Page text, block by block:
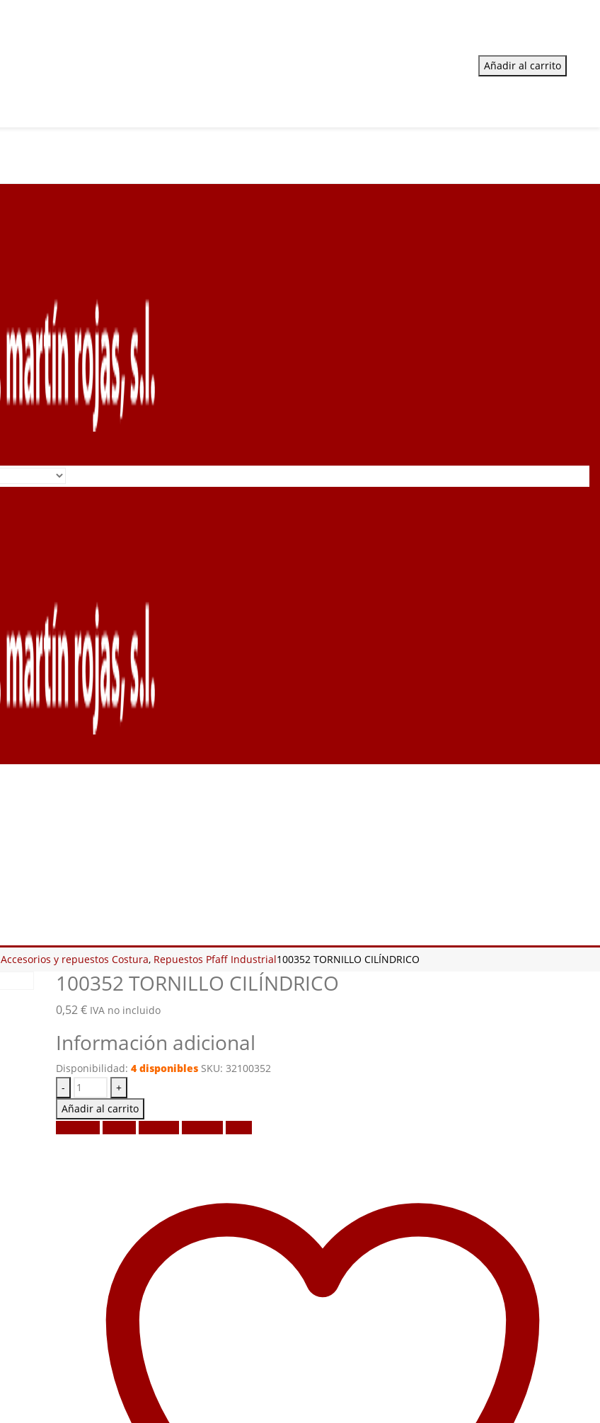
Accesorios y repuestos Costura, Repuestos Pfaff Industrial100352 TORNILLO CILÍNDRICO
100352 TORNILLO CILÍNDRICO
Añadir al carrito
0,52€ IVA no incluido
Información adicional
Disponibilidad: 4 disponibles SKU: 32100352
-
+
Añadir al carrito